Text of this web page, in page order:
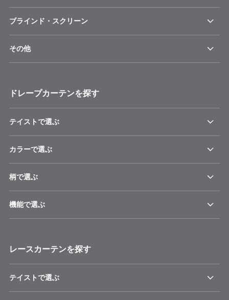
ブラインド・スクリーン
その他
ドレープカーテンを探す
テイストで選ぶ
カラーで選ぶ
柄で選ぶ
機能で選ぶ
レースカーテンを探す
テイストで選ぶ